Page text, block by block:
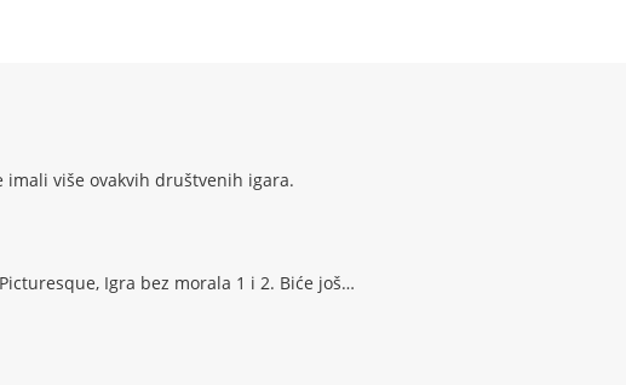
imali više ovakvih društvenih igara.
Igra bez morala 1 i 2. Biće još…